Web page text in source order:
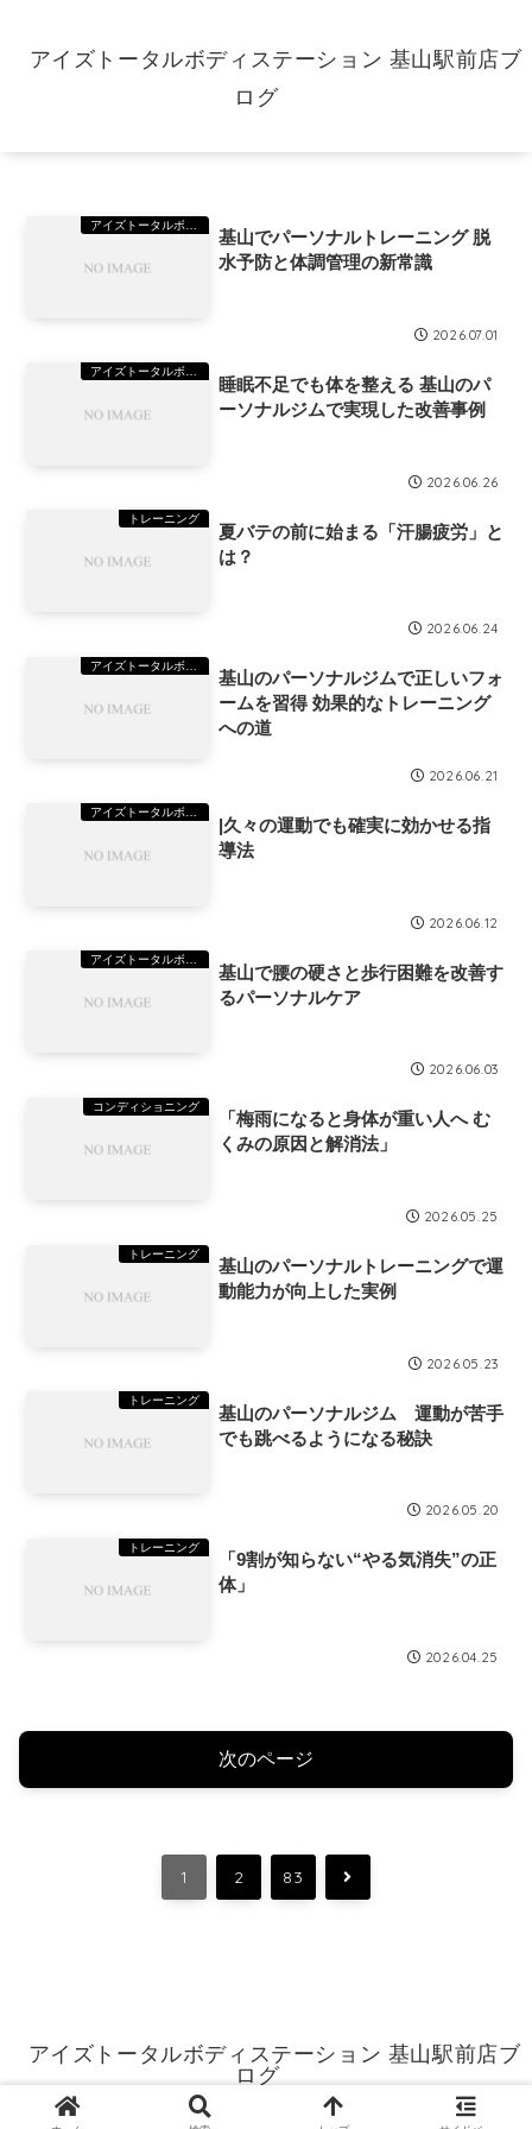
アイズトータルボディステーション 基山駅前店ブ
ログ
基山でパーソナルトレーニング 脱
水予防と体調管理の新常識
2026.07.01
アイズトータルボディステーション(TBS)基山
睡眠不足でも体を整える 基山のパ
ーソナルジムで実現した改善事例
2026.06.26
トレーニング
夏バテの前に始まる「汗腸疲労」と
は？
2026.06.24
基山のパーソナルジムで正しいフォ
ームを習得 効果的なトレーニング
への道
2026.06.21
アイズトータルボディステーション(TBS)基山
|久々の運動でも確実に効かせる指
導法
2026.06.12
基山で腰の硬さと歩行困難を改善す
るパーソナルケア
2026.06.03
コンディショニング
「梅雨になると身体が重い人へ む
くみの原因と解消法」
2026.05.25
トレーニング
基山のパーソナルトレーニングで運
動能力が向上した実例
2026.05.23
トレーニング
基山のパーソナルジム 運動が苦手
でも跳べるようになる秘訣
2026.05.20
トレーニング
「9割が知らない“やる気消失”の正
体」
2026.04.25
次のページ
1 2 83 次
アイズトータルボディステーション 基山駅前店ブ
ログ
© 2015 アイズトータルボディステーション 基山駅前店ブログ.